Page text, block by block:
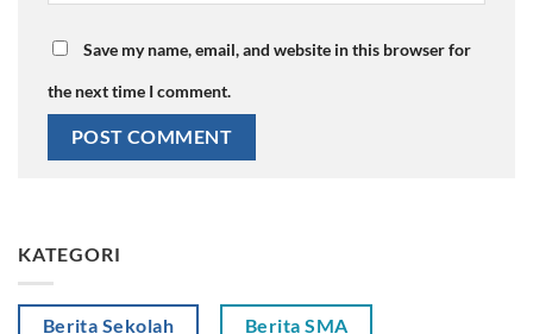
Save my name, email, and website in this browser for
the next time I comment.
KATEGORI
Berita Sekolah Berita SMA